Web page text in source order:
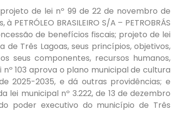
de lei nº 99 de 22 de novembro de
BRASILEIRO S/A – PETROBRÁS
de benefícios fiscais; projeto de lei
Três Lagoas, seus princípios, objetivos,
seus componentes, recursos humanos,
103 aprova o plano municipal de cultura
2025-2035, e dá outras providências; e
lei municipal nº 3.222, de 13 de dezembro
poder executivo do município de Três